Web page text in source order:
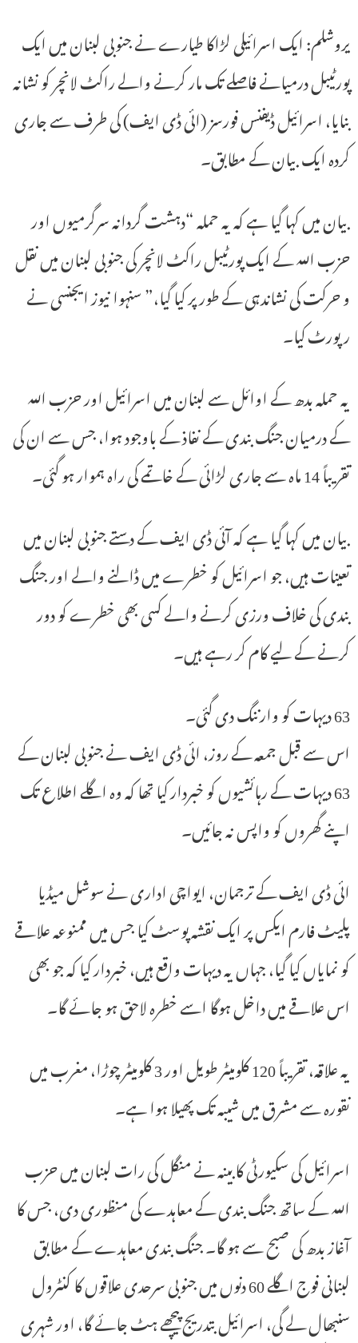
یروشلم: ایک اسرائیلی لڑاکا طیارے نے جنوبی لبنان میں ایک
پورٹیبل درمیانے فاصلے تک مار کرنے والے راکٹ لانچر کو نشانہ
بنایا، اسرائیل ڈیفنس فورسز (ائی ڈی ایف) کی طرف سے جاری
کردہ ایک بیان کے مطابق۔
بیان میں کہا گیا ہے کہ یہ حملہ “دہشت گردانہ سرگرمیوں اور
حزب اللہ کے ایک پورٹیبل راکٹ لانچر کی جنوبی لبنان میں نقل
و حرکت کی نشاندہی کے طور پر کیا گیا،” سنہوا نیوز ایجنسی نے
رپورٹ کیا۔
یہ حملہ بدھ کے اوائل سے لبنان میں اسرائیل اور حزب اللہ
کے درمیان جنگ بندی کے نفاذ کے باوجود ہوا، جس سے ان کی
تقریباً 14 ماہ سے جاری لڑائی کے خاتمے کی راہ ہموار ہو گئی۔
بیان میں کہا گیا ہے کہ آئی ڈی ایف کے دستے جنوبی لبنان میں
تعینات ہیں، جو اسرائیل کو خطرے میں ڈالنے والے اور جنگ
بندی کی خلاف ورزی کرنے والے کسی بھی خطرے کو دور
کرنے کے لیے کام کر رہے ہیں۔
63 دیہات کو وارننگ دی گئی۔
اس سے قبل جمعہ کے روز، ائی ڈی ایف نے جنوبی لبنان کے
63 دیہات کے رہائشیوں کو خبردار کیا تھا کہ وہ اگلے اطلاع تک
اپنے گھروں کو واپس نہ جائیں۔
ائی ڈی ایف کے ترجمان، ایواچی اداری نے سوشل میڈیا
پلیٹ فارم ایکس پر ایک نقشہ پوسٹ کیا جس میں ممنوعہ علاقے
کو نمایاں کیا گیا، جہاں یہ دیہات واقع ہیں، خبردار کیا کہ جو بھی
اس علاقے میں داخل ہوگا اسے خطرہ لاحق ہو جائے گا۔
یہ علاقہ، تقریباً 120 کلومیٹر طویل اور 3 کلومیٹر چوڑا، مغرب میں
نقورہ سے مشرق میں شیبہ تک پھیلا ہوا ہے۔
اسرائیل کی سکیورٹی کابینہ نے منگل کی رات لبنان میں حزب
اللہ کے ساتھ جنگ ​​بندی کے معاہدے کی منظوری دی، جس کا
آغاز بدھ کی صبح سے ہو گا۔ جنگ بندی معاہدے کے مطابق
لبنانی فوج اگلے 60 دنوں میں جنوبی سرحدی علاقوں کا کنٹرول
سنبھال لے گی، اسرائیل بتدریج پیچھے ہٹ جائے گا، اور شہری